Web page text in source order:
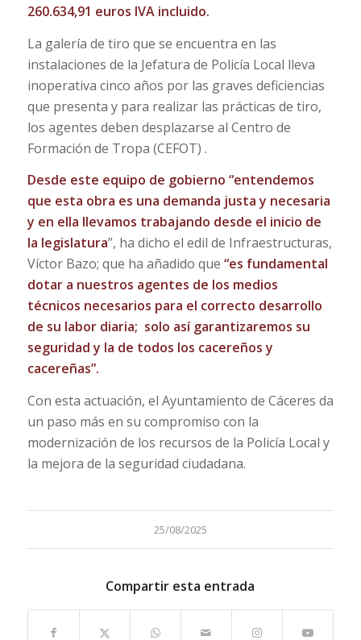
260.634,91 euros IVA incluido.
La galería de tiro que se encuentra en las
instalaciones de la Jefatura de Policía Local lleva
inoperativa cinco años por las graves deficiencias
que presenta y para realizar las prácticas de tiro,
los agentes deben desplazarse al Centro de
Formación de Tropa (CEFOT) .
Desde este equipo de gobierno “entendemos
que esta obra es una demanda justa y necesaria
y en ella llevamos trabajando desde el inicio de
la legislatura”, ha dicho el edil de Infraestructuras,
Víctor Bazo; que ha añadido que “es fundamental
dotar a nuestros agentes de los medios
técnicos necesarios para el correcto desarrollo
de su labor diaria; solo así garantizaremos su
seguridad y la de todos los cacereños y
cacereñas”.
Con esta actuación, el Ayuntamiento de Cáceres da
un paso más en su compromiso con la
modernización de los recursos de la Policía Local y
la mejora de la seguridad ciudadana.
25/08/2025
Compartir esta entrada